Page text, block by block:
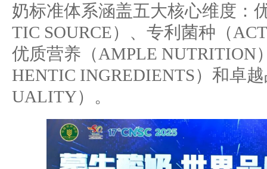
奶标准体系涵盖五大核心维度：
TIC SOURCE）、专利菌种（
优质营养（AMPLE NUTRITION
HENTIC INGREDIENTS）和卓
UALITY）。